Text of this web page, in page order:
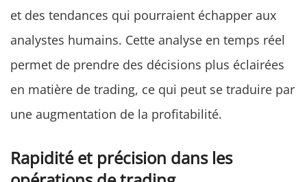
et des tendances qui pourraient échapper aux
analystes humains. Cette analyse en temps réel
permet de prendre des décisions plus éclairées
en matière de trading, ce qui peut se traduire par
une augmentation de la profitabilité.
Rapidité et précision dans les